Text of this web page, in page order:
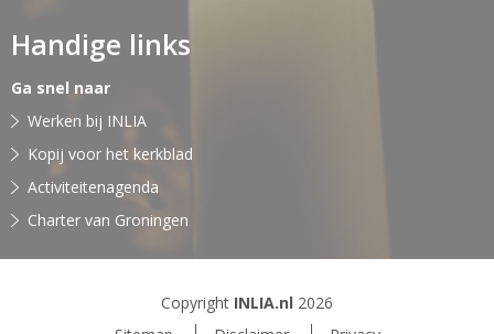
Handige links
Ga snel naar
Werken bij INLIA
Kopij voor het kerkblad
Activiteitenagenda
Charter van Groningen
Copyright INLIA.nl 2026